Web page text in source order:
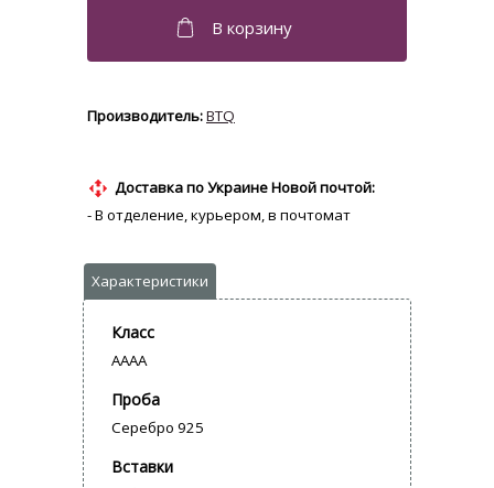
BTQ
Доставка по Украине Новой почтой:
- В отделение, курьером, в почтомат
Класс
AAAA
Проба
Серебро 925
Вставки